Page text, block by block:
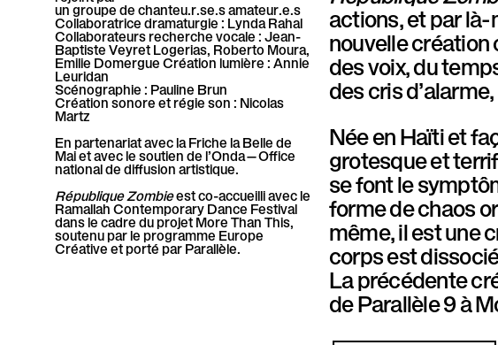
r
a
l
l
è
l
e
un groupe de chanteu.r.se.s amateur.e.s
Collaboratrice dramaturgie : Lynda Rahal
Collaborateurs recherche vocale : Jean-
Baptiste Veyret Logerias, Roberto Moura,
Emilie Domergue Création lumière : Annie
Leuridan
Scénographie : Pauline Brun
Création sonore et régie son : Nicolas
Martz
En partenariat avec la Friche la Belle de
Mai et avec le soutien de l’Onda—Office
national de diffusion artistique.
République Zombieest co-accueilli avec le
Ramallah Contemporary Dance Festival
dans le cadre du projet More Than This,
soutenu par le programme Europe
Créative et porté par Parallèle.
actions, et par
nouvelle création
des voix, du
des cris
Née en Haïti et
grotesque et
se font le
forme de chaos
même, il est une
corps est
La précédente
de Parallèle 9 à